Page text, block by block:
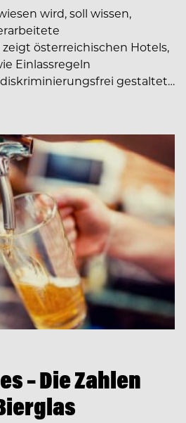
wird, soll wissen,
österreichischen Hotels,
Einlassregeln
gestaltet…
– Die Zahlen